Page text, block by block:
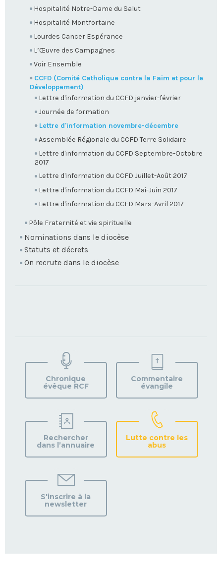
Hospitalité Notre-Dame du Salut
Hospitalité Montfortaine
Lourdes Cancer Espérance
L’Œuvre des Campagnes
Voir Ensemble
CCFD (Comité Catholique contre la Faim et pour le
Développement)
Lettre d'information du CCFD janvier-février
Journée de formation
Lettre d'information novembre-décembre
Assemblée Régionale du CCFD Terre Solidaire
Lettre d'information du CCFD Septembre-Octobre
2017
Lettre d'information du CCFD Juillet-Août 2017
Lettre d'information du CCFD Mai-Juin 2017
Lettre d'information du CCFD Mars-Avril 2017
Pôle Fraternité et vie spirituelle
Nominations dans le diocèse
Statuts et décrets
On recrute dans le diocèse
VOTRE
PAROISSE
Chronique
évêque RCF
Commentaire
évangile
Rechercher
dans l’annuaire
Lutte contre les
abus
S'inscrire à la
newsletter